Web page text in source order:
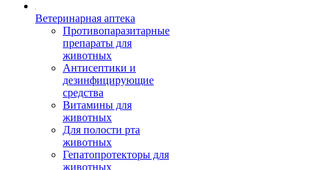
Ветеринарная аптека
Противопаразитарные
препараты для
животных
Антисептики и
дезинфицирующие
средства
Витамины для
животных
Для полости рта
животных
Гепатопротекторы для
животных